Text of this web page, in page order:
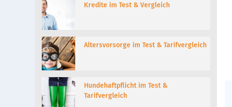
Kredite im Test & Vergleich
Altersvorsorge im Test & Tarifvergleich
Hundehaftpflicht im Test &
Tarifvergleich